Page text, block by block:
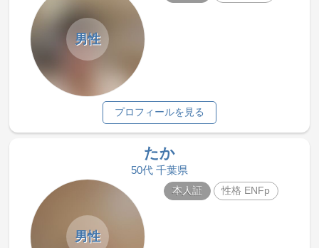
男性
プロフィールを見る
たか
50代 千葉県
男性
本人証 性格 ENFp